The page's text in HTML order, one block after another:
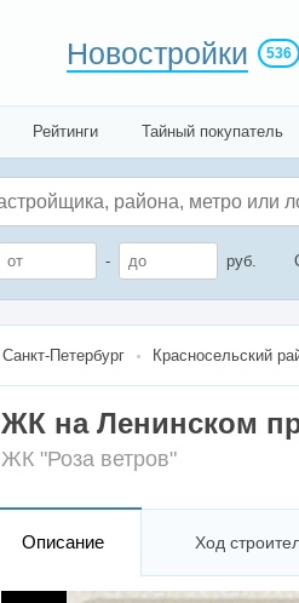
Новостройки 536
Рейтинги Тайный покупатель
- руб.
Санкт-Петербург Красносельский
ЖК на Ленинском
ЖК "Роза ветров"
Описание Ход